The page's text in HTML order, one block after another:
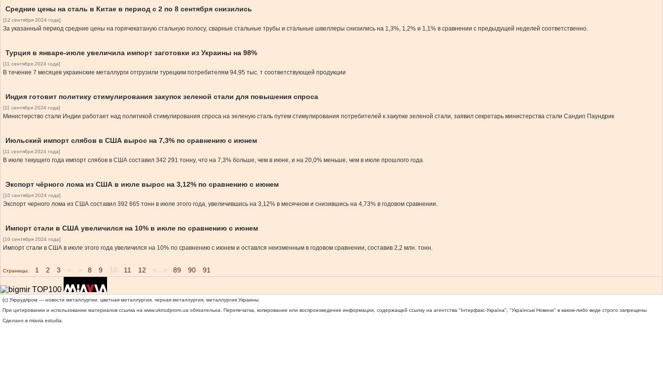
Средние цены на сталь в Китае в период с 2 по 8 сентября снизились
[12 сентября 2024 года]
За указанный период средние цены на горячекатаную стальную полосу, сварные стальные трубы и стальные швеллеры снизились на 1,3%, 1,2% и 1,1% в сравнении с предыдущей неделей соответственно.
Турция в январе-июле увеличила импорт заготовки из Украины на 98%
[11 сентября 2024 года]
В течение 7 месяцев украинские металлурги отгрузили турецким потребителям 94,95 тыс. т соответствующей продукции
Индия готовит политику стимулирования закупок зеленой стали для повышения спроса
[11 сентября 2024 года]
Министерство стали Индии работает над политикой стимулирования спроса на зеленую сталь путем стимулирования потребителей к закупке зеленой стали, заявил секретарь министерства стали Сандип Паундрик
Июльский импорт слябов в США вырос на 7,3% по сравнению с июнем
[11 сентября 2024 года]
В июле текущего года импорт слябов в США составил 342 291 тонну, что на 7,3% больше, чем в июне, и на 20,0% меньше, чем в июле прошлого года.
Экспорт чёрного лома из США в июле вырос на 3,12% по сравнению с июнем
[10 сентября 2024 года]
Экспорт черного лома из США составил 392 665 тонн в июле этого года, увеличившись на 3,12% в месячном и снизившись на 4,73% в годовом сравнении.
Импорт стали в США увеличился на 10% в июле по сравнению с июнем
[10 сентября 2024 года]
Импорт стали в США в июле этого года увеличился на 10% по сравнению с июнем и оставлся неизменным в годовом сравнении, составив 2,2 млн. тонн.
Страницы: 1 2 3 <...> 8 9 10 11 12 <...> 89 90 91
(c) Укррудпром — новости металлургии: цветная металлургия, черная металлургия, металлургия Украины
При цитировании и использовании материалов ссылка на www.ukrrudprom.ua обязательна. Перепечатка, копирование или воспроизведение информации, содержащей ссылку на агентства "Iнтерфакс-Україна", "Українськi Новини" в каком-либо виде строго запрещены
Сделано в miavia estudia.